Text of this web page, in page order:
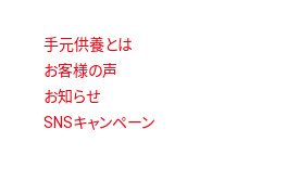
手元供養とは
お客様の声
お知らせ
SNSキャンペーン